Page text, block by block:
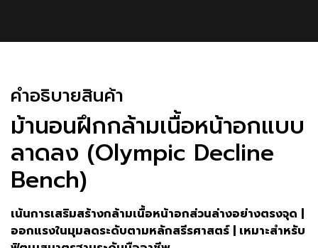
คําอธิบายสินค้า
ม้านอนฝึกกล้ามเนื้อหน้าอกแบบ
ลาดลง (Olympic Decline
Bench)
เน้นการเสริมสร้างกล้ามเนื้อหน้าอกส่วนล่างอย่างตรงจุด |
ออกแรงในมุมลดระดับตามหลักสรีรศาสตร์ | เหมาะสำหรับ